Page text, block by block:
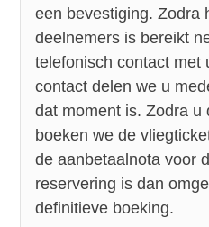
een bevestiging. Zodra
deelnemers is bereikt
telefonisch contact met
contact delen we u
dat moment is. Zodra u
boeken we de
de aanbetaalnota voor
reservering is dan
definitieve boeking.